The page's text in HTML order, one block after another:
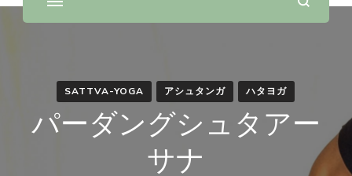
SATTVA-YOGA アシュタンガ ハタヨガ
パーダングシュタアー
サナ